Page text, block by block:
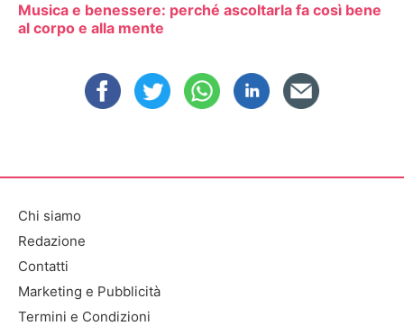
Musica e benessere: perché ascoltarla fa così bene
al corpo e alla mente
Chi siamo
Redazione
Contatti
Marketing e Pubblicità
Termini e Condizioni